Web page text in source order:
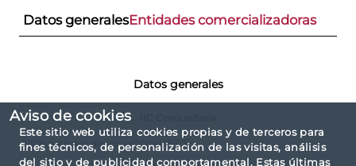
Aviso de cookies
Este sitio web utiliza cookies propias y de terceros para
fines técnicos, de personalización de las visitas, análisis
del sitio y de publicidad comportamental. Estas últimas
Datos generalesEntidades comercializadoras
Datos generales
IIC Sujeto a la directiva 2009/65/CE